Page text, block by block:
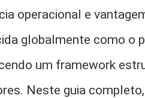
operacional e
globalmente como o
um framework
Neste guia